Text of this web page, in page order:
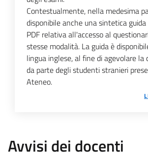
Contestualmente, nella medesima
disponibile anche una sintetica
PDF relativa all'accesso al
stesse modalità. La guida è
lingua inglese, al fine di agevolare la
da parte degli studenti stranieri
Ateneo.
Avvisi dei docenti